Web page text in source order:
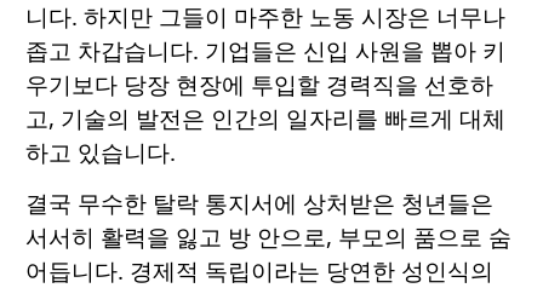
니다. 하지만 그들이 마주한 노동 시장은 너무나
좁고 차갑습니다. 기업들은 신입 사원을 뽑아 키
우기보다 당장 현장에 투입할 경력직을 선호하
고, 기술의 발전은 인간의 일자리를 빠르게 대체
하고 있습니다.
결국 무수한 탈락 통지서에 상처받은 청년들은
서서히 활력을 잃고 방 안으로, 부모의 품으로 숨
어듭니다. 경제적 독립이라는 당연한 성인식의